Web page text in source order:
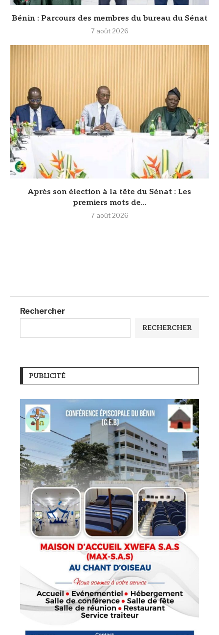
Bénin : Parcours des membres du bureau du Sénat
7 août 2026
Après son élection à la tête du Sénat : Les
premiers mots de...
7 août 2026
Rechercher
RECHERCHER
PUBLICITÉ